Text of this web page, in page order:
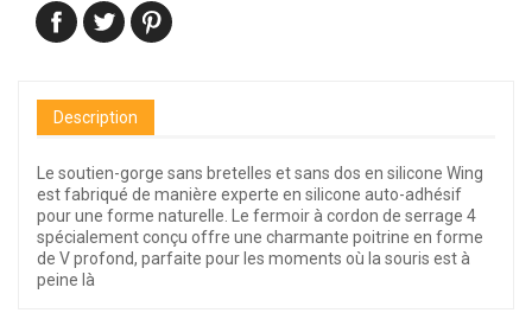
Description
Le soutien-gorge sans bretelles et sans dos en silicone Wing
est fabriqué de manière experte en silicone auto-adhésif
pour une forme naturelle. Le fermoir à cordon de serrage 4
spécialement conçu offre une charmante poitrine en forme
de V profond, parfaite pour les moments où la souris est à
peine là